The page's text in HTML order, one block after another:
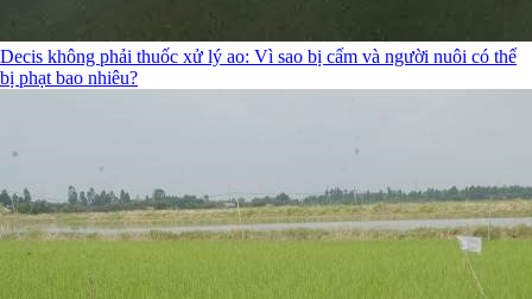
Decis không phải thuốc xử lý ao: Vì sao bị cấm và người nuôi có thể
bị phạt bao nhiêu?